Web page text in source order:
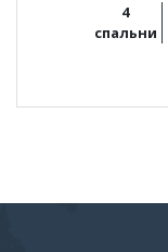
4
спальни